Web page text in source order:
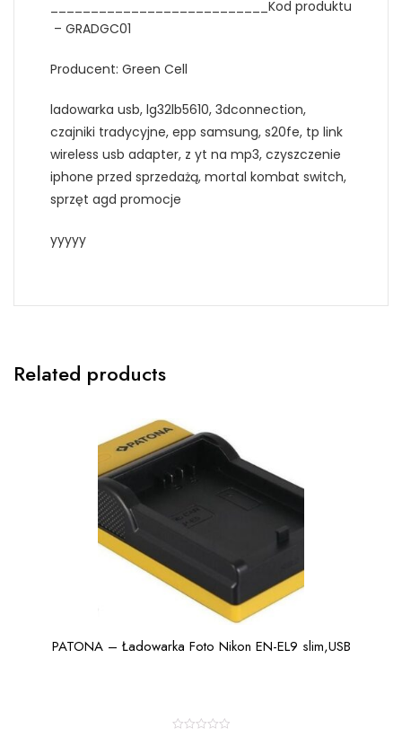
___________________________Kod produktu
– GRADGC01
Producent: Green Cell
ladowarka usb, lg32lb5610, 3dconnection,
czajniki tradycyjne, epp samsung, s20fe, tp link
wireless usb adapter, z yt na mp3, czyszczenie
iphone przed sprzedażą, mortal kombat switch,
sprzęt agd promocje
yyyyy
Related products
PATONA – Ładowarka Foto Nikon EN-EL9 slim,USB